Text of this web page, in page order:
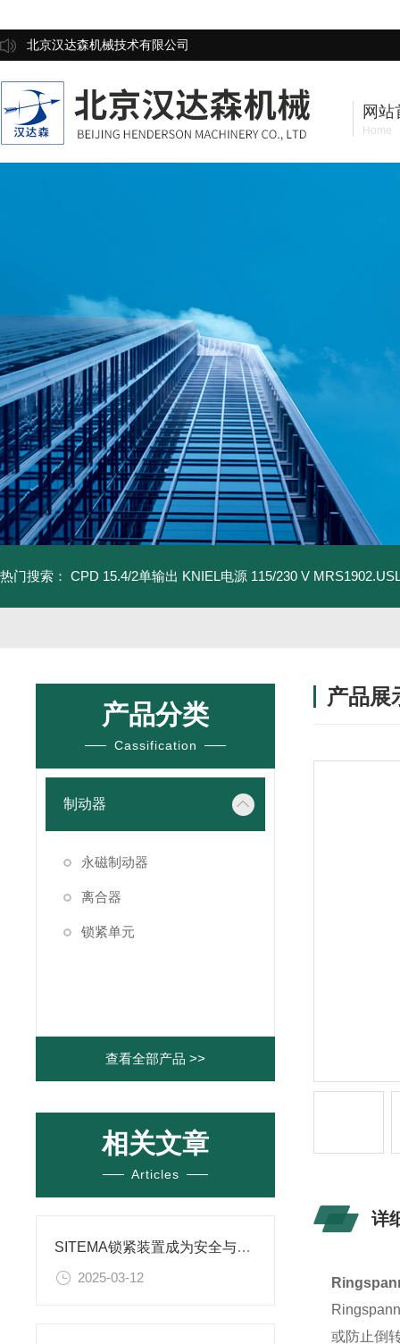
北京汉达森机械技术有限公司
网站
Home
热门搜索： CPD 15.4/2单输出 KNIEL电源 115/230 V
产品分类
Cassification
制动器
永磁制动器
离合器
锁紧单元
查看全部产品 >>
相关文章
Articles
SITEMA锁紧装置成为安全与稳定的坚实守护者
2025-03-12
产品展
详
或防止倒